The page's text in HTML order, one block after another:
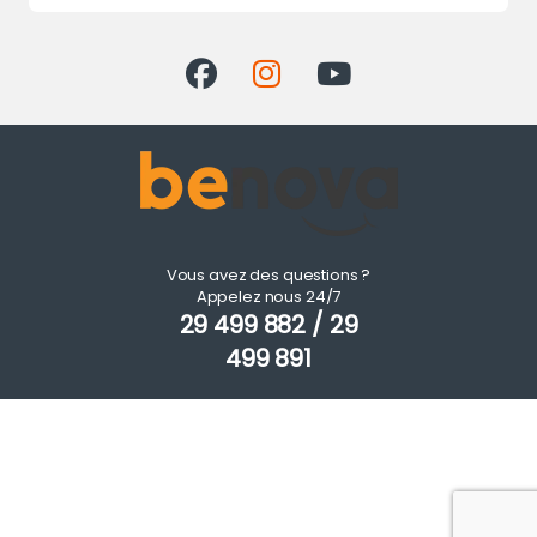
Vous avez des questions ?
Appelez nous 24/7
29 499 882 / 29
499 891